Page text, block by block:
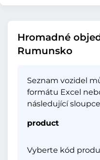
Hromadné
Rumunsko
Seznam vozidel
formátu Excel
následující
product
Vyberte kód